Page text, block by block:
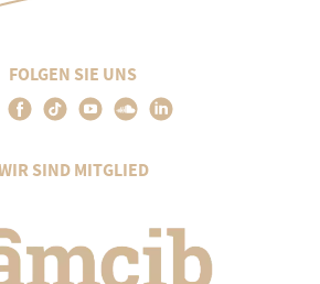
FOLGEN SIE UNS
SIND MITGLIED